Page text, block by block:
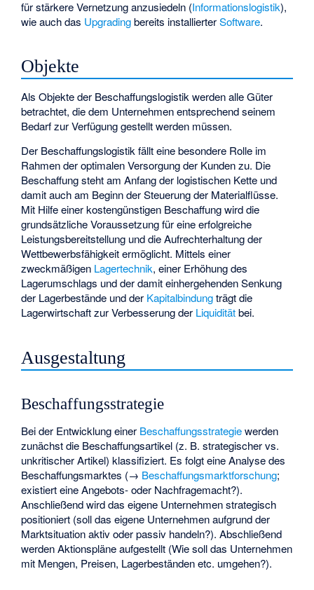
für stärkere Vernetzung anzusiedeln (Informationslogistik),
wie auch das Upgradingbereits installierterSoftware.
Objekte
Als Objekte der Beschaffungslogistik werden alle Güter
betrachtet, die dem Unternehmen entsprechend seinem
Bedarf zur Verfügung gestellt werden müssen.
Der Beschaffungslogistik fällt eine besondere Rolle im
Rahmen der optimalen Versorgung der Kunden zu. Die
Beschaffung steht am Anfang der logistischen Kette und
damit auch am Beginn der Steuerung der Materialflüsse.
Mit Hilfe einer kostengünstigen Beschaffung wird die
grundsätzliche Voraussetzung für eine erfolgreiche
Leistungsbereitstellung und die Aufrechterhaltung der
Wettbewerbsfähigkeit ermöglicht. Mittels einer
zweckmäßigen Lagertechnik, einer Erhöhung des
Lagerumschlags und der damit einhergehenden Senkung
der Lagerbestände und der Kapitalbindungträgt die
Lagerwirtschaft zur Verbesserung der Liquiditätbei.
Ausgestaltung
Beschaffungsstrategie
Bei der Entwicklung einer Beschaffungsstrategiewerden
zunächst die Beschaffungsartikel (z. B. strategischer vs.
unkritischer Artikel) klassifiziert. Es folgt eine Analyse des
Beschaffungsmarktes (→ Beschaffungsmarktforschung;
existiert eine Angebots- oder Nachfragemacht?).
Anschließend wird das eigene Unternehmen strategisch
positioniert (soll das eigene Unternehmen aufgrund der
Marktsituation aktiv oder passiv handeln?). Abschließend
werden Aktionspläne aufgestellt (Wie soll das Unternehmen
mit Mengen, Preisen, Lagerbeständen etc. umgehen?).